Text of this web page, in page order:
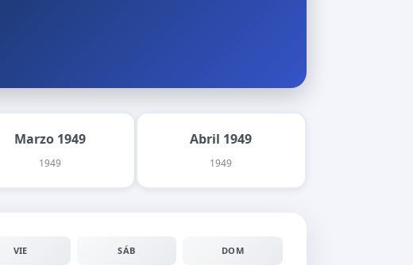
Marzo 1949
1949
Abril 1949
1949
VIE SÁB DOM